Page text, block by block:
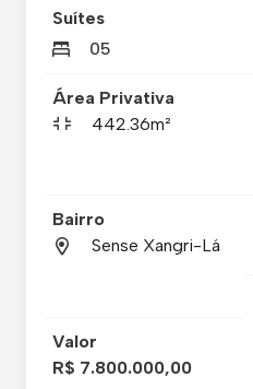
Suítes
05
Área Privativa
442.36m²
Bairro
Sense Xangri-Lá
Valor
R$ 7.800.000,00